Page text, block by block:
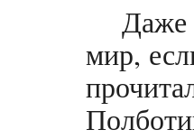
мир,